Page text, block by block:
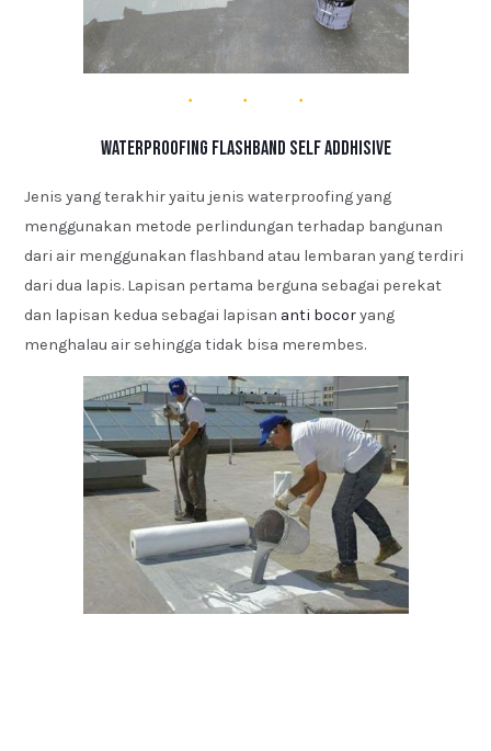
Waterproofing Flashband Self Addhisive
Jenis yang terakhir yaitu jenis waterproofing yang
menggunakan metode perlindungan terhadap bangunan
dari air menggunakan flashband atau lembaran yang terdiri
dari dua lapis. Lapisan pertama berguna sebagai perekat
dan lapisan kedua sebagai lapisan anti bocoryang
menghalau air sehingga tidak bisa merembes.